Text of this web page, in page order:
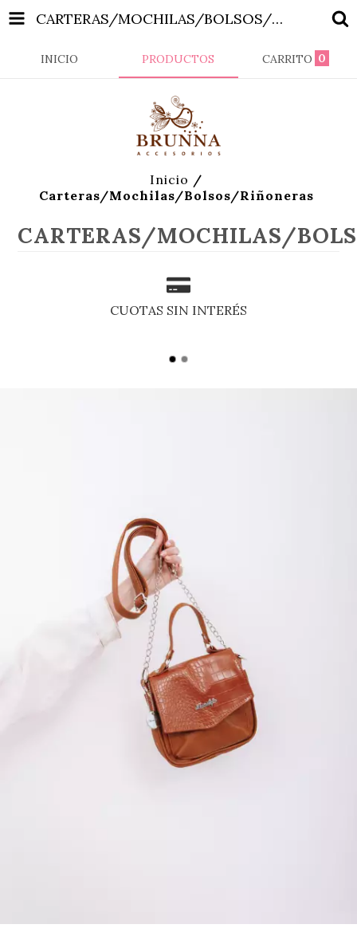
CARTERAS/MOCHILAS/BOLSOS/RIÑONERAS
INICIO PRODUCTOS CARRITO 0
Inicio /
Carteras/Mochilas/Bolsos/Riñoneras
CARTERAS/MOCHILAS/
CUOTAS SIN INTERÉS